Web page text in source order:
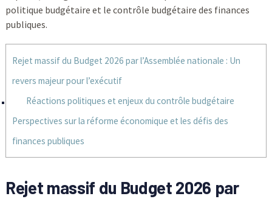
politique budgétaire et le contrôle budgétaire des finances
publiques.
Rejet massif du Budget 2026 par l’Assemblée nationale : Un
revers majeur pour l’exécutif
Réactions politiques et enjeux du contrôle budgétaire
Perspectives sur la réforme économique et les défis des
finances publiques
Rejet massif du Budget 2026 par